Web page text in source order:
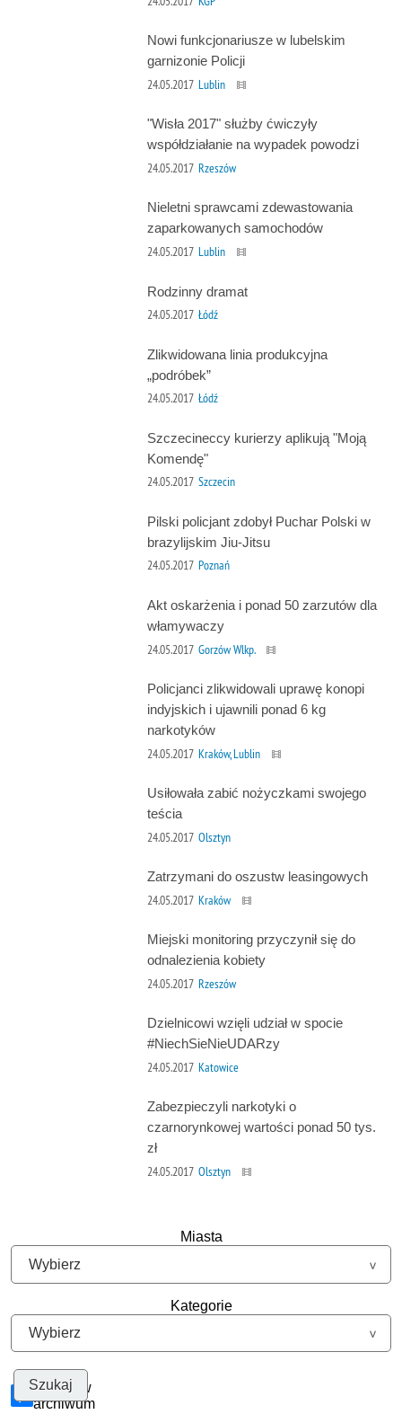
Nowi funkcjonariusze w lubelskim
garnizonie Policji
24.05.2017 Lublin
"Wisła 2017" służby ćwiczyły
współdziałanie na wypadek powodzi
24.05.2017 Rzeszów
Nieletni sprawcami zdewastowania
zaparkowanych samochodów
24.05.2017 Lublin
Rodzinny dramat
24.05.2017 Łódź
Zlikwidowana linia produkcyjna
„podróbek”
24.05.2017 Łódź
Szczecineccy kurierzy aplikują "Moją
Komendę"
24.05.2017 Szczecin
Pilski policjant zdobył Puchar Polski w
brazylijskim Jiu-Jitsu
24.05.2017 Poznań
Akt oskarżenia i ponad 50 zarzutów dla
włamywaczy
24.05.2017 Gorzów Wlkp.
Policjanci zlikwidowali uprawę konopi
indyjskich i ujawnili ponad 6 kg
narkotyków
24.05.2017 Kraków, Lublin
Usiłowała zabić nożyczkami swojego
teścia
24.05.2017 Olsztyn
Zatrzymani do oszustw leasingowych
24.05.2017 Kraków
Miejski monitoring przyczynił się do
odnalezienia kobiety
24.05.2017 Rzeszów
Dzielnicowi wzięli udział w spocie
#NiechSieNieUDARzy
24.05.2017 Katowice
Zabezpieczyli narkotyki o
czarnorynkowej wartości ponad 50 tys.
zł
24.05.2017 Olsztyn
Miasta
Kategorie
Szukaj w
archiwum